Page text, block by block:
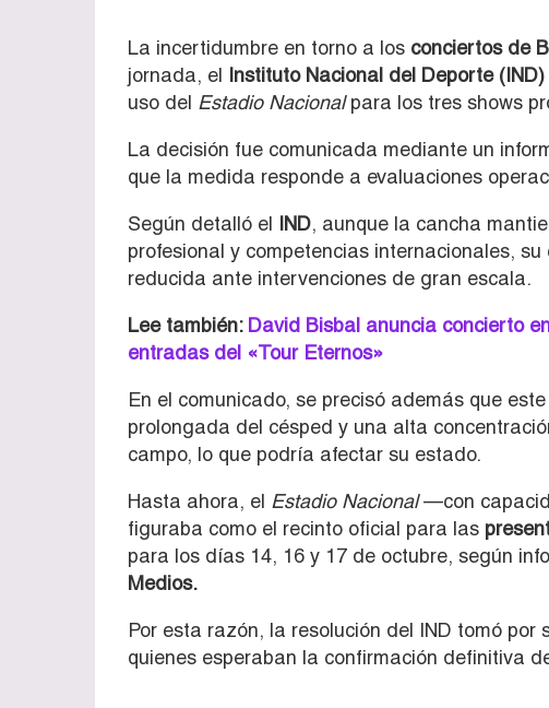
La incertidumbre en torno a los conciertos de
jornada, el Instituto Nacional del Deporte (IND)
uso del Estadio Nacionalpara los tres shows
La decisión fue comunicada mediante un
que la medida responde a evaluaciones
Según detalló el IND, aunque la cancha
profesional y competencias internacionales,
reducida ante intervenciones de gran escala.
Lee también: David Bisbal anuncia concierto
entradas del «Tour Eternos»
En el comunicado, se precisó además que
prolongada del césped y una alta
campo, lo que podría afectar su estado.
Hasta ahora, el Estadio Nacional—con
figuraba como el recinto oficial para las
para los días 14, 16 y 17 de octubre, según
Medios.
Por esta razón, la resolución del IND tomó
quienes esperaban la confirmación definitiva